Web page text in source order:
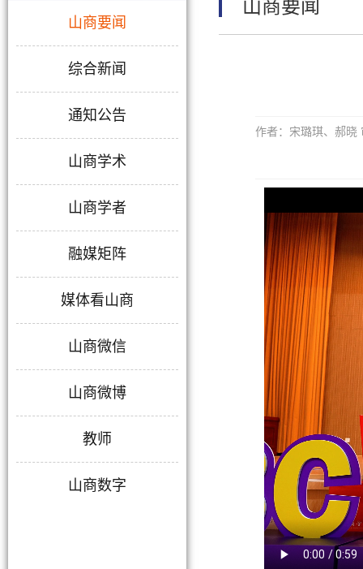
山商要闻
综合新闻
通知公告
山商学术
山商学者
融媒矩阵
媒体看山商
山商微信
山商微博
教师
山商数字
山商要闻
作者：宋璐琪、郝